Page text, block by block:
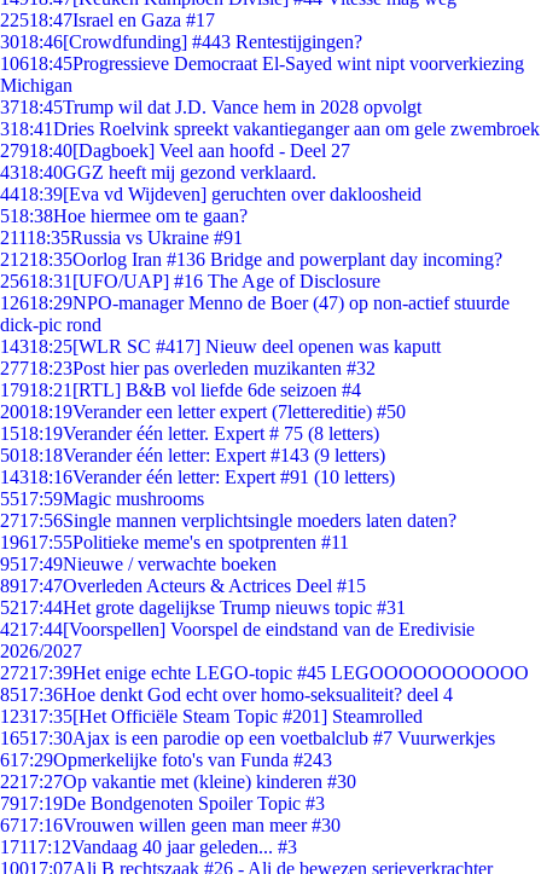
22518:47Israel en Gaza #17
3018:46[Crowdfunding] #443 Rentestijgingen?
10618:45Progressieve Democraat El-Sayed wint nipt voorverkiezing
Michigan
3718:45Trump wil dat J.D. Vance hem in 2028 opvolgt
318:41Dries Roelvink spreekt vakantieganger aan om gele zwembroek
27918:40[Dagboek] Veel aan hoofd - Deel 27
4318:40GGZ heeft mij gezond verklaard.
4418:39[Eva vd Wijdeven] geruchten over dakloosheid
518:38Hoe hiermee om te gaan?
21118:35Russia vs Ukraine #91
21218:35Oorlog Iran #136 Bridge and powerplant day incoming?
25618:31 [UFO/UAP] #16 The Age of Disclosure
12618:29NPO-manager Menno de Boer (47) op non-actief stuurde
dick-pic rond
14318:25[WLR SC #417] Nieuw deel openen was kaputt
27718:23Post hier pas overleden muzikanten #32
17918:21 [RTL] B&B vol liefde 6de seizoen #4
20018:19Verander een letter expert (7lettereditie) #50
1518:19Verander één letter. Expert # 75 (8 letters)
5018:18Verander één letter: Expert #143 (9 letters)
14318:16Verander één letter: Expert #91 (10 letters)
5517:59Magic mushrooms
2717:56Single mannen verplichtsingle moeders laten daten?
19617:55Politieke meme's en spotprenten #11
9517:49Nieuwe / verwachte boeken
8917:47Overleden Acteurs & Actrices Deel #15
5217:44Het grote dagelijkse Trump nieuws topic #31
4217:44[Voorspellen] Voorspel de eindstand van de Eredivisie
2026/2027
27217:39Het enige echte LEGO-topic #45 LEGOOOOOOOOOOO
8517:36Hoe denkt God echt over homo-seksualiteit? deel 4
12317:35[Het Officiële Steam Topic #201] Steamrolled
16517:30Ajax is een parodie op een voetbalclub #7 Vuurwerkjes
617:29Opmerkelijke foto's van Funda #243
2217:27Op vakantie met (kleine) kinderen #30
7917:19De Bondgenoten Spoiler Topic #3
6717:16Vrouwen willen geen man meer #30
17117:12Vandaag 40 jaar geleden... #3
10017:07Ali B rechtszaak #26 - Ali de bewezen serieverkrachter